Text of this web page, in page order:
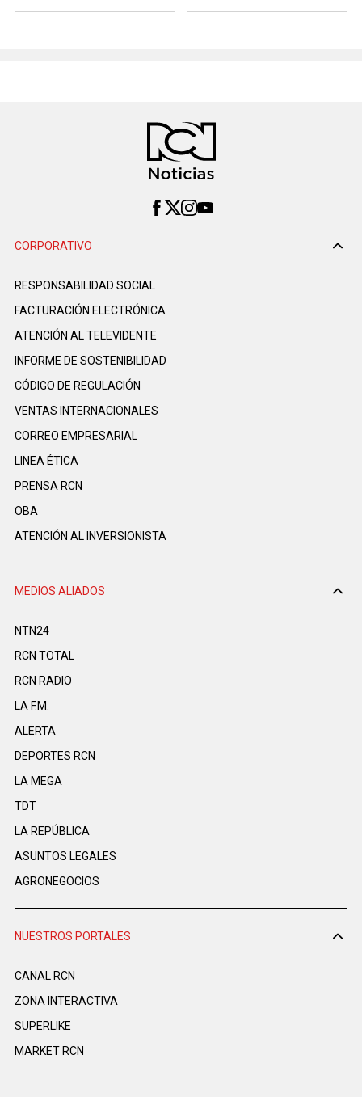
CORPORATIVO
RESPONSABILIDAD SOCIAL
FACTURACIÓN ELECTRÓNICA
ATENCIÓN AL TELEVIDENTE
INFORME DE SOSTENIBILIDAD
CÓDIGO DE REGULACIÓN
VENTAS INTERNACIONALES
CORREO EMPRESARIAL
LINEA ÉTICA
PRENSA RCN
OBA
ATENCIÓN AL INVERSIONISTA
MEDIOS ALIADOS
NTN24
RCN TOTAL
RCN RADIO
LA F.M.
ALERTA
DEPORTES RCN
LA MEGA
TDT
LA REPÚBLICA
ASUNTOS LEGALES
AGRONEGOCIOS
NUESTROS PORTALES
CANAL RCN
ZONA INTERACTIVA
SUPERLIKE
MARKET RCN